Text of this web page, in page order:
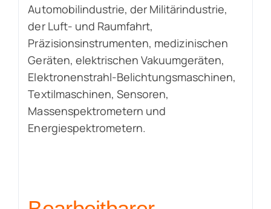
Automobilindustrie, der Militärindustrie,
der Luft- und Raumfahrt,
Präzisionsinstrumenten, medizinischen
Geräten, elektrischen Vakuumgeräten,
Elektronenstrahl-Belichtungsmaschinen,
Textilmaschinen, Sensoren,
Massenspektrometern und
Energiespektrometern.